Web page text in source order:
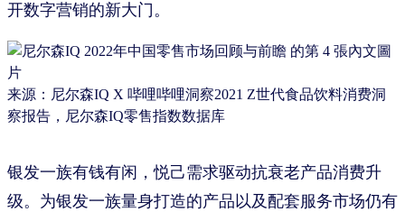
开数字营销的新大门。
来源：尼尔森IQ X 哔哩哔哩洞察2021 Z世代食品饮料消费洞
察报告，尼尔森IQ零售指数数据库
银发一族有钱有闲，悦己需求驱动抗衰老产品消费升
级。为银发一族量身打造的产品以及配套服务市场仍有